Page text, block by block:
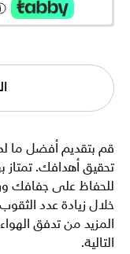
قم بتقديم أفضل
تحقيق أهدافك.
للحفاظ على جفافك
خلال زيادة عدد
المزيد من تدفق
التالية.